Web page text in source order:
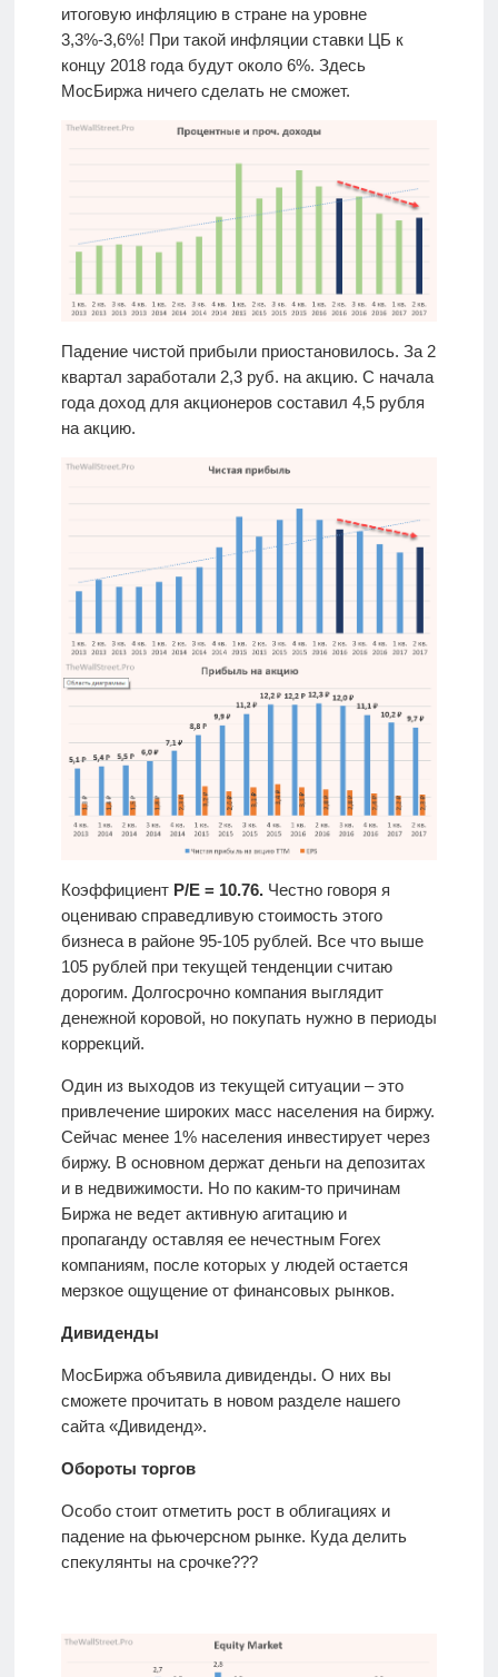
итоговую инфляцию в стране на уровне
3,3%-3,6%! При такой инфляции ставки ЦБ к
концу 2018 года будут около 6%. Здесь
МосБиржа ничего сделать не сможет.
Падение чистой прибыли приостановилось. За 2
квартал заработали 2,3 руб. на акцию. С начала
года доход для акционеров составил 4,5 рубля
на акцию.
Коэффициент P/E = 10.76.Честно говоря я
оцениваю справедливую стоимость этого
бизнеса в районе 95-105 рублей. Все что выше
105 рублей при текущей тенденции считаю
дорогим. Долгосрочно компания выглядит
денежной коровой, но покупать нужно в периоды
коррекций.
Один из выходов из текущей ситуации – это
привлечение широких масс населения на биржу.
Сейчас менее 1% населения инвестирует через
биржу. В основном держат деньги на депозитах
и в недвижимости. Но по каким-то причинам
Биржа не ведет активную агитацию и
пропаганду оставляя ее нечестным Forex
компаниям, после которых у людей остается
мерзкое ощущение от финансовых рынков.
Дивиденды
МосБиржа объявила дивиденды. О них вы
сможете прочитать в новом разделе нашего
сайта «Дивиденд».
Обороты торгов
Особо стоит отметить рост в облигациях и
падение на фьючерсном рынке. Куда делить
спекулянты на срочке???